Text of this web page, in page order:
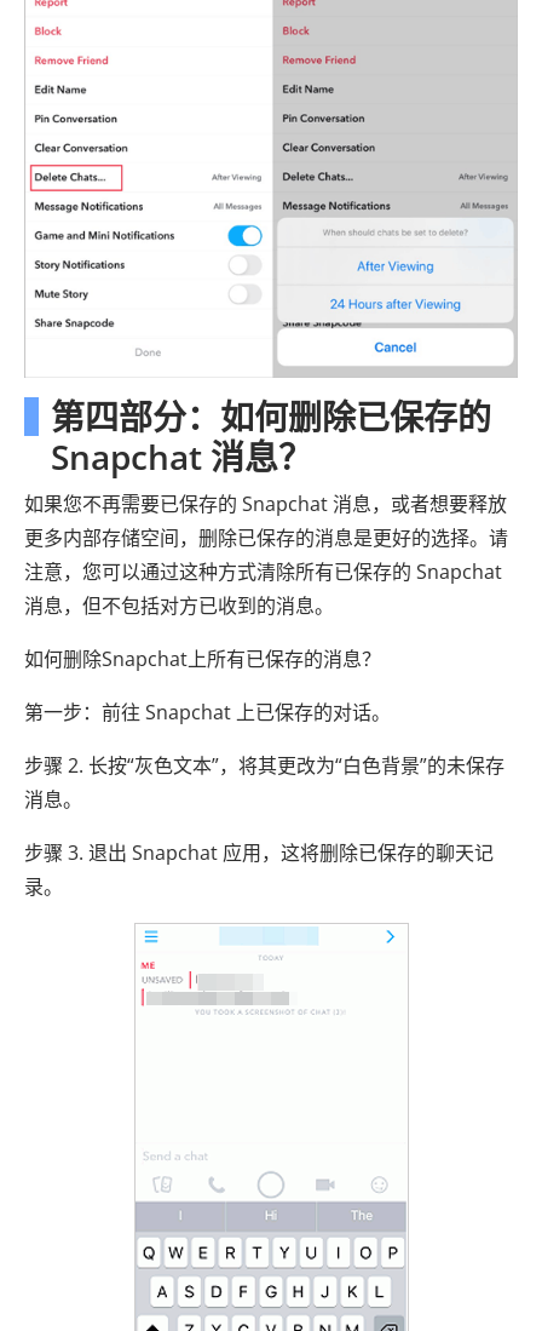
第四部分：如何删除已保存的
Snapchat 消息？
如果您不再需要已保存的 Snapchat 消息，或者想要释放
更多内部存储空间，删除已保存的消息是更好的选择。请
注意，您可以通过这种方式清除所有已保存的 Snapchat
消息，但不包括对方已收到的消息。
如何删除Snapchat上所有已保存的消息？
第一步：前往 Snapchat 上已保存的对话。
步骤 2. 长按“灰色文本”，将其更改为“白色背景”的未保存
消息。
步骤 3. 退出 Snapchat 应用，这将删除已保存的聊天记
录。